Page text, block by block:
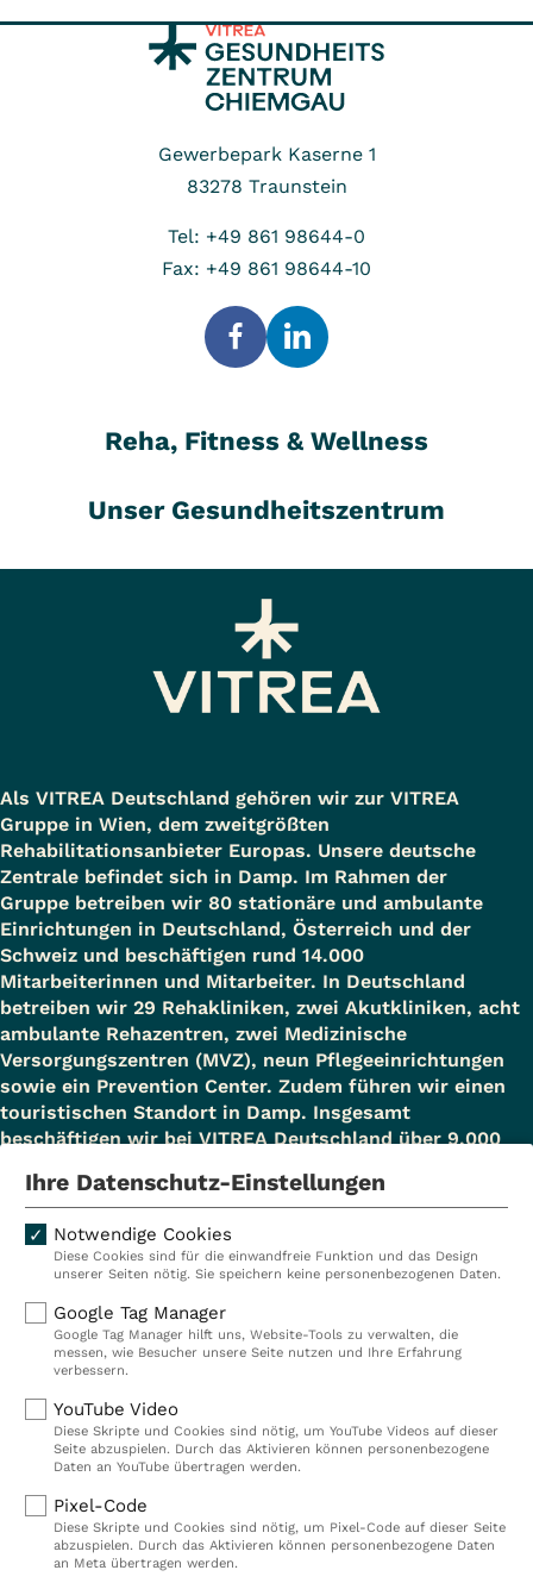
Gewerbepark Kaserne 1
83278 Traunstein
Tel: +49 861 98644-0
Fax: +49 861 98644-10
Reha, Fitness & Wellness
Unser Gesundheitszentrum
Als VITREA Deutschland gehören wir zur VITREA
Gruppe in Wien, dem zweitgrößten
Rehabilitationsanbieter Europas. Unsere deutsche
Zentrale befindet sich in Damp. Im Rahmen der
Gruppe betreiben wir 80 stationäre und ambulante
Einrichtungen in Deutschland, Österreich und der
Schweiz und beschäftigen rund 14.000
Mitarbeiterinnen und Mitarbeiter. In Deutschland
betreiben wir 29 Rehakliniken, zwei Akutkliniken, acht
ambulante Rehazentren, zwei Medizinische
Versorgungszentren (MVZ), neun Pflegeeinrichtungen
sowie ein Prevention Center. Zudem führen wir einen
touristischen Standort in Damp. Insgesamt
beschäftigen wir bei VITREA Deutschland über 9.000
Kliniken
Ambulant
Reha
Prävention
Karriere
VITREA Deutschland
IMPRESSUM
HINWEISGEBERSYSTEM
AUFSICHTSBEHÖRDEN
Ihre Datenschutz-Einstellungen
Notwendige Cookies
Diese Cookies sind für die einwandfreie Funktion und das Design
unserer Seiten nötig. Sie speichern keine personenbezogenen Daten.
Google Tag Manager
Google Tag Manager hilft uns, Website-Tools zu verwalten, die
messen, wie Besucher unsere Seite nutzen und Ihre Erfahrung
verbessern.
YouTube Video
Diese Skripte und Cookies sind nötig, um YouTube Videos auf dieser
Seite abzuspielen. Durch das Aktivieren können personenbezogene
Daten an YouTube übertragen werden.
Pixel-Code
Diese Skripte und Cookies sind nötig, um Pixel-Code auf dieser Seite
abzuspielen. Durch das Aktivieren können personenbezogene Daten
an Meta übertragen werden.